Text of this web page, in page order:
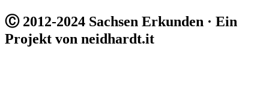
Ⓒ 2012-2024 Sachsen Erkunden · Ein
Projekt von neidhardt.it